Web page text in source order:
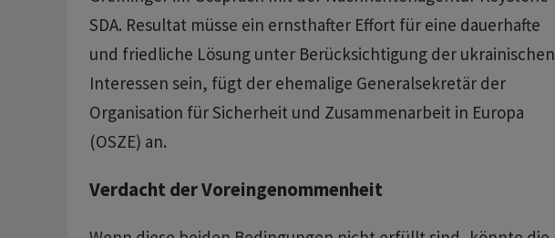
SDA. Resultat müsse ein ernsthafter Effort für eine dauerhafte
und friedliche Lösung unter Berücksichtigung der ukrainischen
Interessen sein, fügt der ehemalige Generalsekretär der
Organisation für Sicherheit und Zusammenarbeit in Europa
(OSZE) an.
Verdacht der Voreingenommenheit